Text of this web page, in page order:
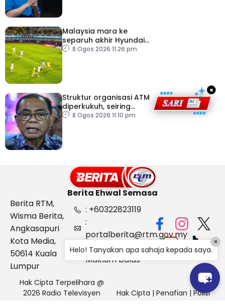
Malaysia mara ke
separuh akhir Hyundai
ASEAN Cup
8 Ogos 2026 11:26 pm
Struktur organisasi ATM
diperkukuh, seiring
pemodenan aset
8 Ogos 2026 11:10 pm
×
Berita Ehwal Semasa
Berita RTM,
Wisma Berita,
Angkasapuri
Kota Media,
50614 Kuala
Lumpur
: +60322823119
:
portalberita@rtm.gov.my
: Aduan &
Maklum balas
Hak Cipta Terpelihara @
2026 Radio Televisyen
Hak Cipta | Penafian | Polisi
Helo! Tanyakan apa sahaja kepada saya.
×